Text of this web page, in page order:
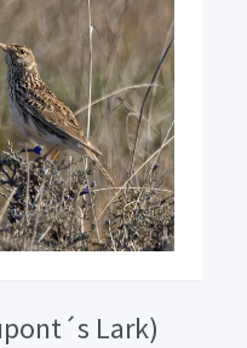
Lark)